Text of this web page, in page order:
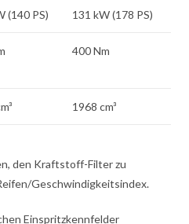
(140 PS) 131 kW (178 PS)
400 Nm
1968 cm³
den Kraftstoff-Filter zu
Geschwindigkeitsindex.
Einspritzkennfelder